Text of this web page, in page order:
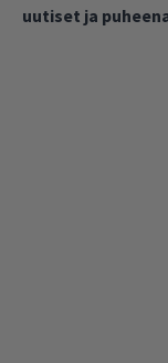
uutiset ja